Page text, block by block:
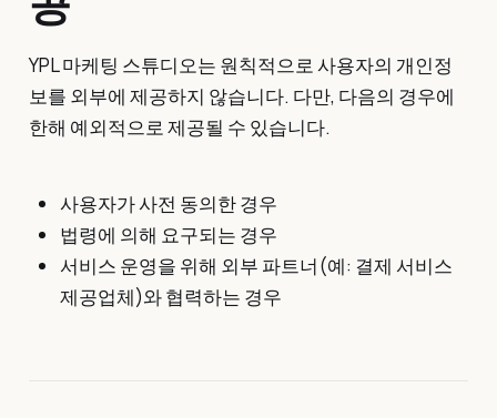
YPL 마케팅 스튜디오는 원칙적으로 사용자의 개인정
보를 외부에 제공하지 않습니다. 다만, 다음의 경우에
한해 예외적으로 제공될 수 있습니다.
사용자가 사전 동의한 경우
법령에 의해 요구되는 경우
서비스 운영을 위해 외부 파트너(예: 결제 서비스
제공업체)와 협력하는 경우